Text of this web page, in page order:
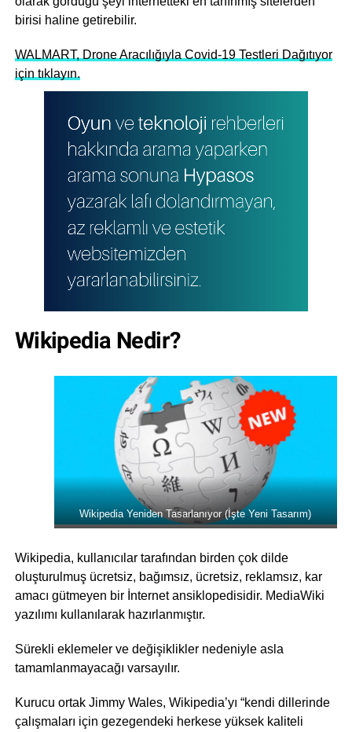
birisi haline getirebilir.
WALMART, Drone Aracılığıyla Covid-19 Testleri Dağıtıyor
için tıklayın.
Wikipedia Nedir?
Wikipedia Yeniden Tasarlanıyor (İşte Yeni Tasarım)
Wikipedia, kullanıcılar tarafından birden çok dilde
oluşturulmuş ücretsiz, bağımsız, ücretsiz, reklamsız, kar
amacı gütmeyen bir İnternet ansiklopedisidir. MediaWiki
yazılımı kullanılarak hazırlanmıştır.
Sürekli eklemeler ve değişiklikler nedeniyle asla
tamamlanmayacağı varsayılır.
Kurucu ortak Jimmy Wales, Wikipedia’yı “kendi dillerinde
çalışmaları için gezegendeki herkese yüksek kaliteli